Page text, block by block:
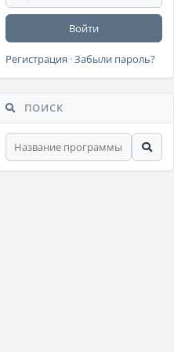
Войти
Регистрация ·Забыли пароль?
ПОИСК